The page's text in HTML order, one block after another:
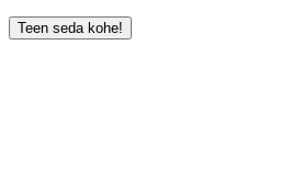
Teen seda kohe!